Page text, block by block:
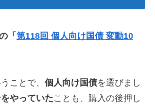
「 第118回 個人向け国債 変動10
ことで、 個人向け国債を選びまし
やっていたことも、購入の後押し